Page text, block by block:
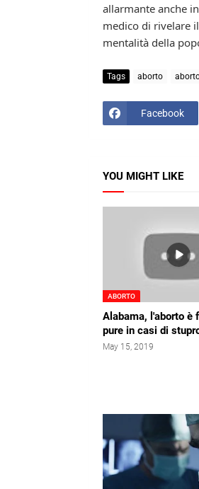
allarmante anche
medico di rivelare
mentalità della
Tags aborto
Facebook
YOU MIGHT LIKE
ABORTO
Alabama, l'aborto è
pure in casi di
May 15, 2019